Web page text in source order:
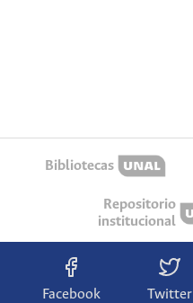
Bibliotecas
Repositorio
institucional
Facebook Twitter